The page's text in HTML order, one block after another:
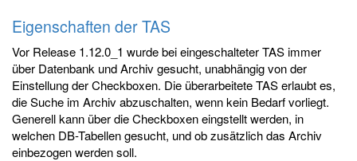
Eigenschaften der TAS
Vor Release 1.12.0_1 wurde bei eingeschalteter TAS immer
über Datenbank und Archiv gesucht, unabhängig von der
Einstellung der Checkboxen. Die überarbeitete TAS erlaubt es,
die Suche im Archiv abzuschalten, wenn kein Bedarf vorliegt.
Generell kann über die Checkboxen eingstellt werden, in
welchen DB-Tabellen gesucht, und ob zusätzlich das Archiv
einbezogen werden soll.